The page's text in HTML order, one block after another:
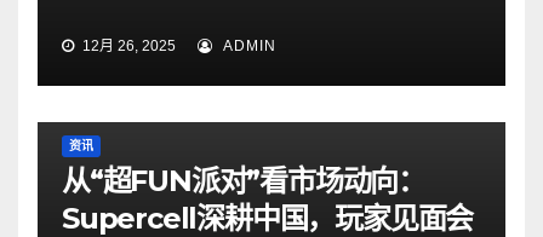
12月 26, 2025 ADMIN
资讯
从“超FUN派对”看市场动向：
Supercell深耕中国，玩家见面会